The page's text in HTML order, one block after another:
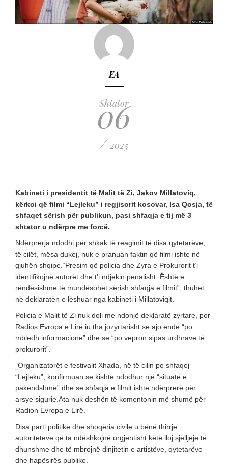
EA
Shtator
06
/ 2025
Kabineti i presidentit të Malit të Zi, Jakov Millatoviq,
kërkoi që filmi “Lejleku” i regjisorit kosovar, Isa Qosja, të
shfaqet sërish për publikun, pasi shfaqja e tij më 3
shtator u ndërpre me forcë.
Ndërprerja ndodhi për shkak të reagimit të disa qytetarëve,
të cilët, mësa dukej, nuk e pranuan faktin që filmi ishte në
gjuhën shqipe.“Presim që policia dhe Zyra e Prokurorit t’i
identifikojnë autorët dhe t’i ndjekin penalisht. Është e
rëndësishme të mundësohet sërish shfaqja e filmit”, thuhet
në deklaratën e lëshuar nga kabineti i Millatoviqit.
Policia e Malit të Zi nuk doli me ndonjë deklaratë zyrtare, por
Radios Evropa e Lirë iu tha jozyrtarisht se ajo ende “po
mbledh informacione” dhe se “po vepron sipas urdhrave të
prokurorit”.
”Organizatorët e festivalit Xhada, në të cilin po shfaqej
“Lejleku”, konfirmuan se kishte ndodhur një “situatë e
pakëndshme” dhe se shfaqja e filmit ishte ndërprerë për
arsye sigurie.Ata nuk deshën të komentonin më shumë për
Radion Evropa e Lirë.
Disa parti politike dhe shoqëria civile u bënë thirrje
autoriteteve që ta ndëshkojnë urgjentisht këtë lloj sjelljeje të
dhunshme dhe të mbrojnë dinjitetin e artistëve, qytetarëve
dhe hapësirës publike.